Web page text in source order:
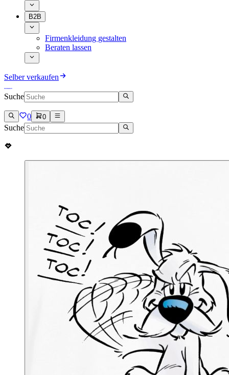
B2B
Firmenkleidung gestalten
Beraten lassen
Selber verkaufen
Suche
0 0
Suche